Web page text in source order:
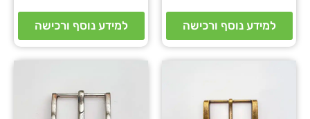
למידע נוסף ורכישה למידע נוסף ורכישה